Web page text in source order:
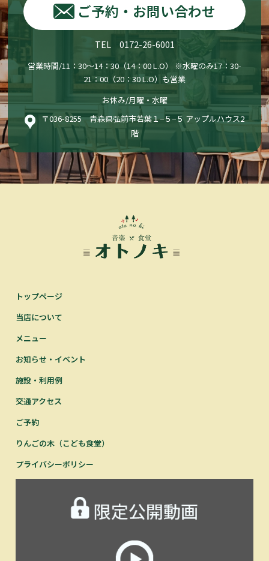
ご予約・お問い合わせ
TEL 0172-26-6001
営業時間/11：30〜14：30（14：00 L.O） ※水曜のみ17：30-
21：00（20：30 L.O）も営業
お休み/月曜・水曜
〒036-8255 青森県弘前市若葉１−５−５ アップルハウス2
階
トップページ
当店について
メニュー
お知らせ・イベント
施設・利用例
交通アクセス
ご予約
りんごの木（こども食堂）
プライバシーポリシー